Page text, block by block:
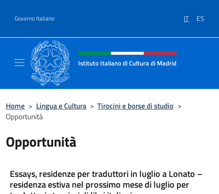
Governo Italiano IT ES
Intestazione sito, social e menù
Istituto Italiano di Cultura di Madrid
Home > Lingua e Cultura > Tirocini e borse di studio >
Opportunità
Opportunità
Essays, residenze per traduttori in luglio a Lonato –
residenza estiva nel prossimo mese di luglio per